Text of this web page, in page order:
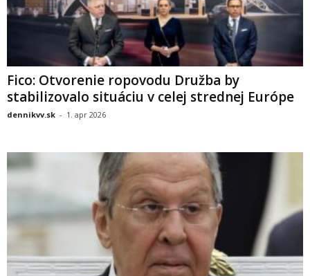
Fico: Otvorenie ropovodu Družba by
stabilizovalo situáciu v celej strednej Európe
dennikvv.sk - 1. apr 2026